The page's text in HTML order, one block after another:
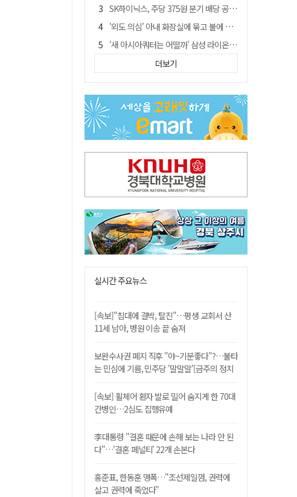
SK하이닉스, 주당 375원 분기 배당 공시…"3분기 중 주주환원 방안 확정"
'외도 의심' 아내 화장실에 묶고 불에 달군 공구로 고문…남편 검거
'새 아시아쿼터는 어떨까' 삼성 라이온즈, 새 얼굴 투수 미야모리 영입
박권현 청도군수, '햇빛 연금 사업' 공약 시동걸어
봉화서 주택 에어컨 실외기에서 시작된 불… 주택 화재로 번져
[시사뒷담] MOU의 함정, 협약식이 투자 확정은 아니긴 해
경찰, 9월 초부터 상피제 전격 실시…가족 사건 수사 못해
더보기
실시간 주요뉴스
[속보]"침대에 결박, 탈진"…평생 교회서 산
11세 남아, 병원 이송 끝 숨져
보완수사권 폐지 직후 "야~기분좋다"?…불타
는 민심에 기름, 민주당 '말말말'[금주의 정치
[속보] 휠체어 환자 발로 밀어 숨지게 한 70대
간병인…2심도 집행유예
李대통령 "결혼 때문에 손해 보는 나라 안 된
다"…'결혼 페널티' 22개 손본다
홍준표, 한동훈 맹폭…"조선제일껌, 권력에
살고 권력에 죽었다"